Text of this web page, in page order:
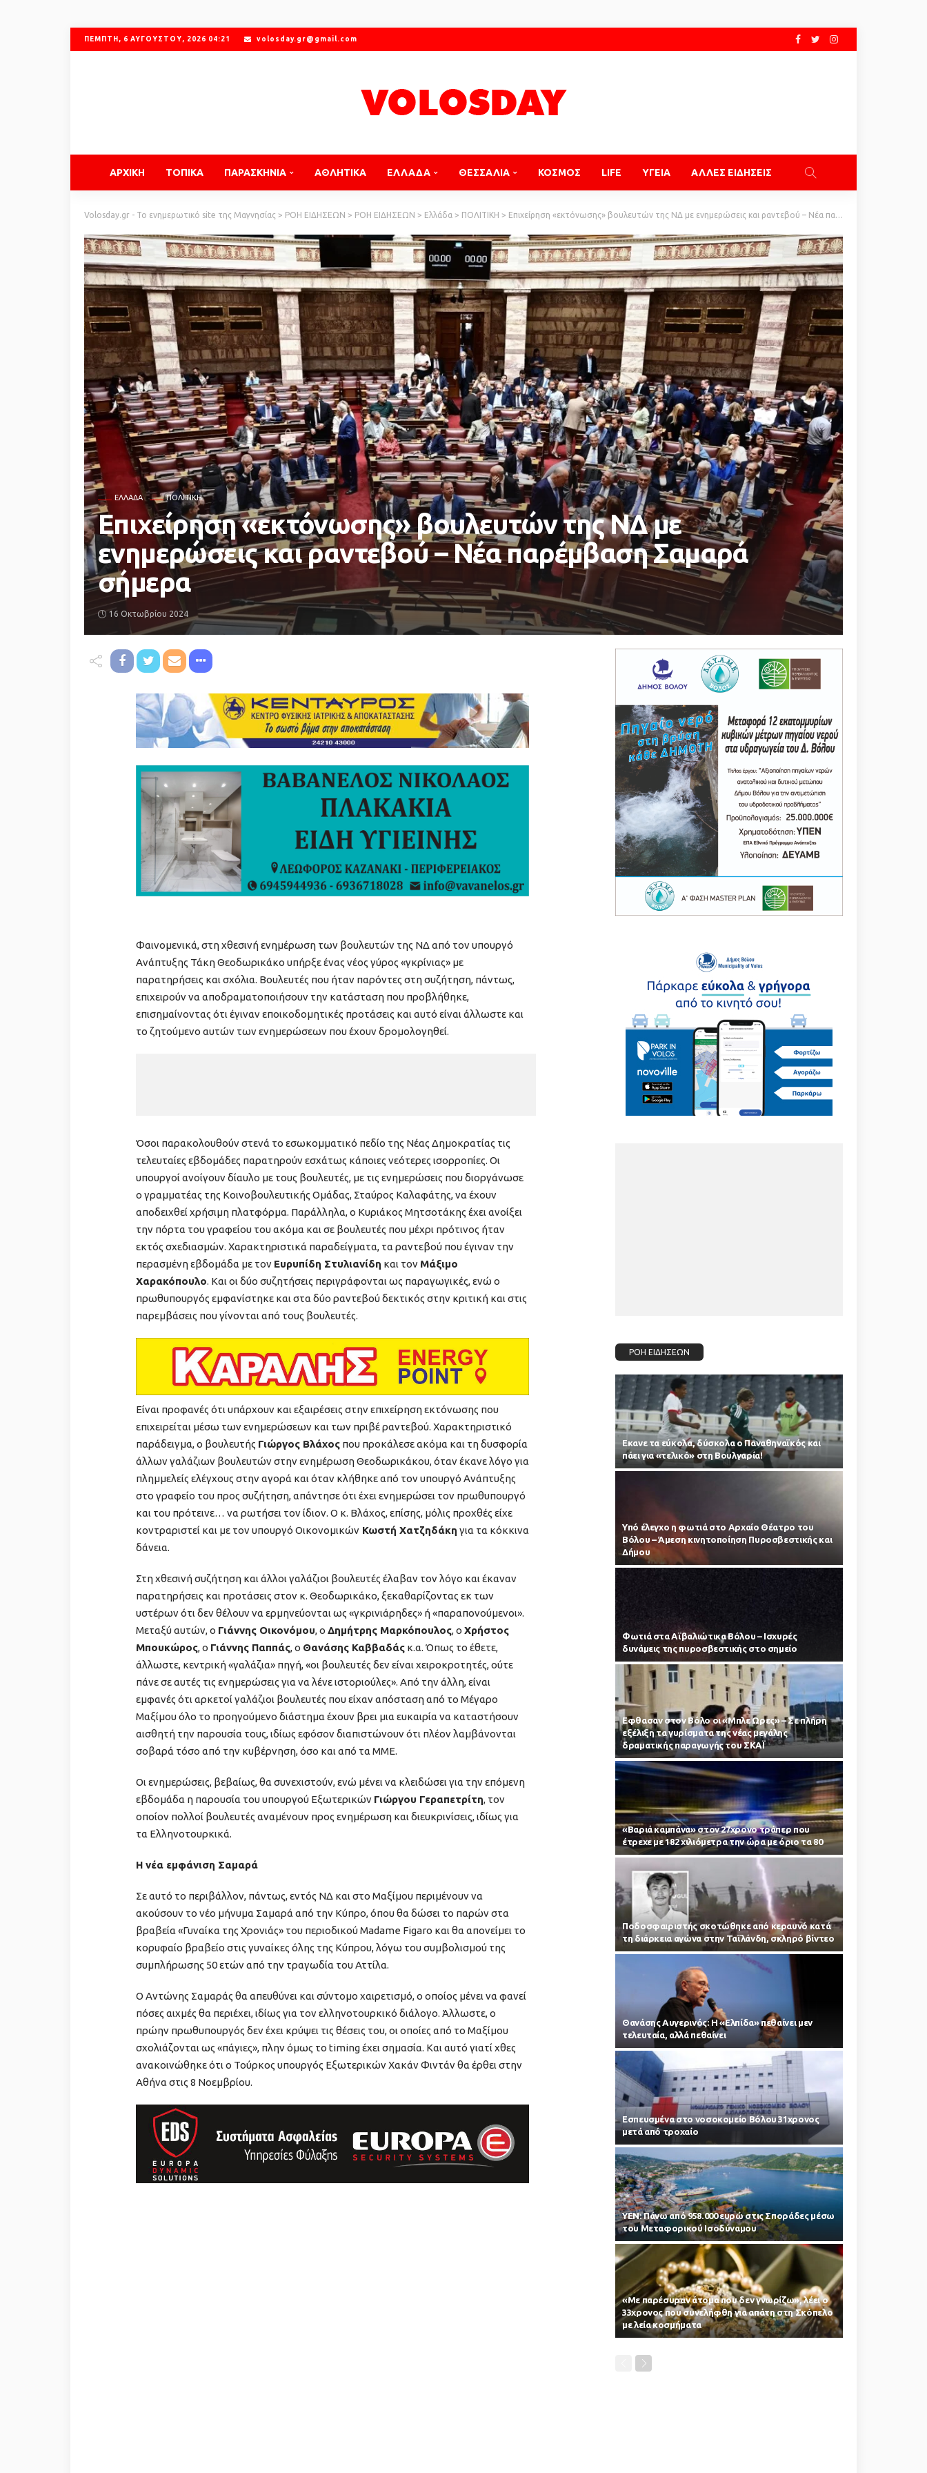
ΠΈΜΠΤΗ, 6 ΑΥΓΟΎΣΤΟΥ, 2026 04:21 volosday.gr@gmail.com
ΑΡΧΙΚΗ ΤΟΠΙΚΑ ΠΑΡΑΣΚΗΝΙΑ ΑΘΛΗΤΙΚΑ ΕΛΛΑΔΑ ΘΕΣΣΑΛΙΑ ΚΟΣΜΟΣ LIFE ΥΓΕΙΑ ΑΛΛΕΣ ΕΙΔΗΣΕΙΣ
Volosday.gr - Το ενημερωτικό site της Μαγνησίας > ΡΟΗ ΕΙΔΗΣΕΩΝ > ΡΟΗ ΕΙΔΗΣΕΩΝ > Ελλάδα > ΠΟΛΙΤΙΚΗ > Επιχείρηση «εκτόνωσης» βουλευτών της ΝΔ με ενημερώσεις και ραντεβού – Νέα παρέμβαση Σαμαρά σήμερα
ΕΛΛΆΔΑ ΠΟΛΙΤΙΚΗ
Επιχείρηση «εκτόνωσης» βουλευτών της ΝΔ με
ενημερώσεις και ραντεβού – Νέα παρέμβαση Σαμαρά
σήμερα
16 Οκτωβρίου 2024
Φαινομενικά, στη χθεσινή ενημέρωση των βουλευτών της ΝΔ από τον υπουργό
Ανάπτυξης Τάκη Θεοδωρικάκο υπήρξε ένας νέος γύρος «γκρίνιας» με
παρατηρήσεις και σχόλια. Βουλευτές που ήταν παρόντες στη συζήτηση, πάντως,
επιχειρούν να αποδραματοποιήσουν την κατάσταση που προβλήθηκε,
επισημαίνοντας ότι έγιναν εποικοδομητικές προτάσεις και αυτό είναι άλλωστε και
το ζητούμενο αυτών των ενημερώσεων που έχουν δρομολογηθεί.
Όσοι παρακολουθούν στενά το εσωκομματικό πεδίο της Νέας Δημοκρατίας τις
τελευταίες εβδομάδες παρατηρούν εσχάτως κάποιες νεότερες ισορροπίες. Οι
υπουργοί ανοίγουν δίαυλο με τους βουλευτές, με τις ενημερώσεις που διοργάνωσε
ο γραμματέας της Κοινοβουλευτικής Ομάδας, Σταύρος Καλαφάτης, να έχουν
αποδειχθεί χρήσιμη πλατφόρμα. Παράλληλα, ο Κυριάκος Μητσοτάκης έχει ανοίξει
την πόρτα του γραφείου του ακόμα και σε βουλευτές που μέχρι πρότινος ήταν
εκτός σχεδιασμών. Χαρακτηριστικά παραδείγματα, τα ραντεβού που έγιναν την
περασμένη εβδομάδα με τον Ευρυπίδη Στυλιανίδη και τον Μάξιμο
Χαρακόπουλο. Και οι δύο συζητήσεις περιγράφονται ως παραγωγικές, ενώ ο
πρωθυπουργός εμφανίστηκε και στα δύο ραντεβού δεκτικός στην κριτική και στις
παρεμβάσεις που γίνονται από τους βουλευτές.
Είναι προφανές ότι υπάρχουν και εξαιρέσεις στην επιχείρηση εκτόνωσης που
επιχειρείται μέσω των ενημερώσεων και των πριβέ ραντεβού. Χαρακτηριστικό
παράδειγμα, ο βουλευτής Γιώργος Βλάχος που προκάλεσε ακόμα και τη δυσφορία
άλλων γαλάζιων βουλευτών στην ενημέρωση Θεοδωρικάκου, όταν έκανε λόγο για
πλημμελείς ελέγχους στην αγορά και όταν κλήθηκε από τον υπουργό Ανάπτυξης
στο γραφείο του προς συζήτηση, απάντησε ότι έχει ενημερώσει τον πρωθυπουργό
και του πρότεινε… να ρωτήσει τον ίδιον. Ο κ. Βλάχος, επίσης, μόλις προχθές είχε
κοντραριστεί και με τον υπουργό Οικονομικών Κωστή Χατζηδάκη για τα κόκκινα
δάνεια.
Στη χθεσινή συζήτηση και άλλοι γαλάζιοι βουλευτές έλαβαν τον λόγο και έκαναν
παρατηρήσεις και προτάσεις στον κ. Θεοδωρικάκο, ξεκαθαρίζοντας εκ των
υστέρων ότι δεν θέλουν να ερμηνεύονται ως «γκρινιάρηδες» ή «παραπονούμενοι».
Μεταξύ αυτών, ο Γιάννης Οικονόμου, ο Δημήτρης Μαρκόπουλος, ο Χρήστος
Μπουκώρος, ο Γιάννης Παππάς, ο Θανάσης Καββαδάς κ.α. Όπως το έθετε,
άλλωστε, κεντρική «γαλάζια» πηγή, «οι βουλευτές δεν είναι χειροκροτητές, ούτε
πάνε σε αυτές τις ενημερώσεις για να λένε ιστοριούλες». Από την άλλη, είναι
εμφανές ότι αρκετοί γαλάζιοι βουλευτές που είχαν απόσταση από το Μέγαρο
Μαξίμου όλο το προηγούμενο διάστημα έχουν βρει μια ευκαιρία να καταστήσουν
αισθητή την παρουσία τους, ιδίως εφόσον διαπιστώνουν ότι πλέον λαμβάνονται
σοβαρά τόσο από την κυβέρνηση, όσο και από τα ΜΜΕ.
Οι ενημερώσεις, βεβαίως, θα συνεχιστούν, ενώ μένει να κλειδώσει για την επόμενη
εβδομάδα η παρουσία του υπουργού Εξωτερικών Γιώργου Γεραπετρίτη, τον
οποίον πολλοί βουλευτές αναμένουν προς ενημέρωση και διευκρινίσεις, ιδίως για
τα Ελληνοτουρκικά.
Η νέα εμφάνιση Σαμαρά
Σε αυτό το περιβάλλον, πάντως, εντός ΝΔ και στο Μαξίμου περιμένουν να
ακούσουν το νέο μήνυμα Σαμαρά από την Κύπρο, όπου θα δώσει το παρών στα
βραβεία «Γυναίκα της Χρονιάς» του περιοδικού Madame Figaro και θα απονείμει το
κορυφαίο βραβείο στις γυναίκες όλης της Κύπρου, λόγω του συμβολισμού της
συμπλήρωσης 50 ετών από την τραγωδία του Αττίλα.
Ο Αντώνης Σαμαράς θα απευθύνει και σύντομο χαιρετισμό, ο οποίος μένει να φανεί
πόσες αιχμές θα περιέχει, ιδίως για τον ελληνοτουρκικό διάλογο. Άλλωστε, ο
πρώην πρωθυπουργός δεν έχει κρύψει τις θέσεις του, οι οποίες από το Μαξίμου
σχολιάζονται ως «πάγιες», πλην όμως το timing έχει σημασία. Και αυτό γιατί χθες
ανακοινώθηκε ότι ο Τούρκος υπουργός Εξωτερικών Χακάν Φιντάν θα έρθει στην
Αθήνα στις 8 Νοεμβρίου.
ΡΟΗ ΕΙΔΗΣΕΩΝ
Εκανε τα εύκολα, δύσκολα ο Παναθηναϊκός και
πάει για «τελικό» στη Βουλγαρία!
Υπό έλεγχο η φωτιά στο Αρχαίο Θέατρο του
Βόλου – Άμεση κινητοποίηση Πυροσβεστικής και
Δήμου
Φωτιά στα Αϊβαλιώτικα Βόλου – Ισχυρές
δυνάμεις της πυροσβεστικής στο σημείο
Εφθασαν στον Βόλο οι «Μπλε Ωρες» – Σε πλήρη
εξέλιξη τα γυρίσματα της νέας μεγάλης
δραματικής παραγωγής του ΣΚΑΪ
«Βαριά καμπάνα» στον 27χρονο τράπερ που
έτρεχε με 182 χιλιόμετρα την ώρα με όριο τα 80
Ποδοσφαιριστής σκοτώθηκε από κεραυνό κατά
τη διάρκεια αγώνα στην Ταϊλάνδη, σκληρό βίντεο
Θανάσης Αυγερινός: Η «Ελπίδα» πεθαίνει μεν
τελευταία, αλλά πεθαίνει
Εσπευσμένα στο νοσοκομείο Βόλου 31χρονος
μετά από τροχαίο
ΥΕΝ: Πάνω από 958.000 ευρώ στις Σποράδες μέσω
του Μεταφορικού Ισοδύναμου
«Με παρέσυραν άτομα που δεν γνωρίζω», λέει ο
33χρονος που συνελήφθη για απάτη στη Σκόπελο
με λεία κοσμήματα